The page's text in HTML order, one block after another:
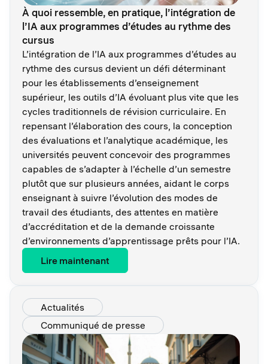
À quoi ressemble, en pratique, l’intégration de
l’IA aux programmes d’études au rythme des
cursus
L’intégration de l’IA aux programmes d’études au
rythme des cursus devient un défi déterminant
pour les établissements d’enseignement
supérieur, les outils d’IA évoluant plus vite que les
cycles traditionnels de révision curriculaire. En
repensant l’élaboration des cours, la conception
des évaluations et l’analytique académique, les
universités peuvent concevoir des programmes
capables de s’adapter à l’échelle d’un semestre
plutôt que sur plusieurs années, aidant le corps
enseignant à suivre l’évolution des modes de
travail des étudiants, des attentes en matière
d’accréditation et de la demande croissante
d’environnements d’apprentissage prêts pour l’IA.
Lire maintenant
Actualités
Communiqué de presse